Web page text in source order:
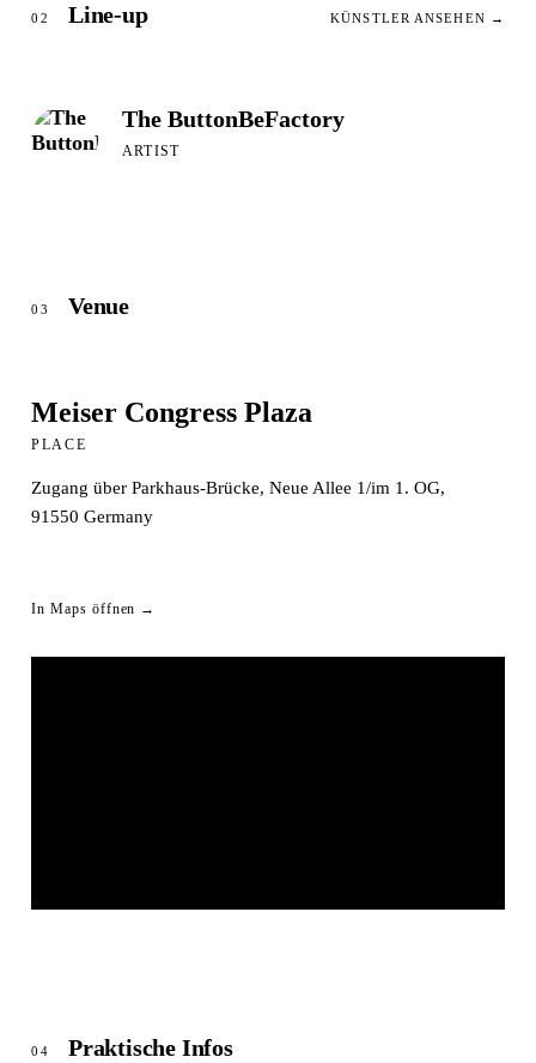
02 Line-up KÜNSTLER ANSEHEN →
The ButtonBeFactory
ARTIST
03 Venue
Meiser Congress Plaza
PLACE
Zugang über Parkhaus-Brücke, Neue Allee 1/im 1. OG,
91550 Germany
In Maps öffnen →
04 Praktische Infos